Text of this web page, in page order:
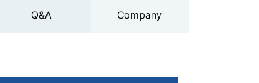
Q&A Company